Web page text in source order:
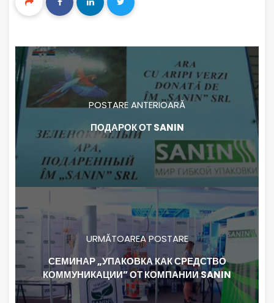
POSTARE ANTERIOARĂ
ПОДАРОК ОТ SANIN
URMĂTOAREA POSTARE
СЕМИНАР „УПАКОВКА КАК СРЕДСТВО
КОММУНИКАЦИИ” ОТ КОМПАНИИ SANIN